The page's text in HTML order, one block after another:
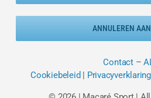
ANNULEREN
Contact–
Cookiebeleid | Privacyverklaring